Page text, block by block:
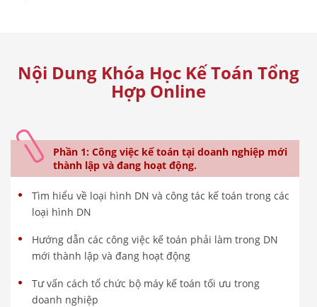
Nội Dung Khóa Học Kế Toán Tổng
Hợp Online
Phần 1: Công việc kế toán tại doanh nghiệp mới
thành lập và đang hoạt động.
Tìm hiểu về loại hình DN và công tác kế toán trong các
loại hình DN
Hướng dẫn các công việc kế toán phải làm trong DN
mới thành lập và đang hoạt động
Tư vấn cách tổ chức bộ máy kế toán tối ưu trong
doanh nghiệp